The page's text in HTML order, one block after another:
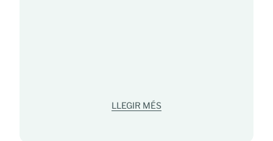
LLEGIR MÉS